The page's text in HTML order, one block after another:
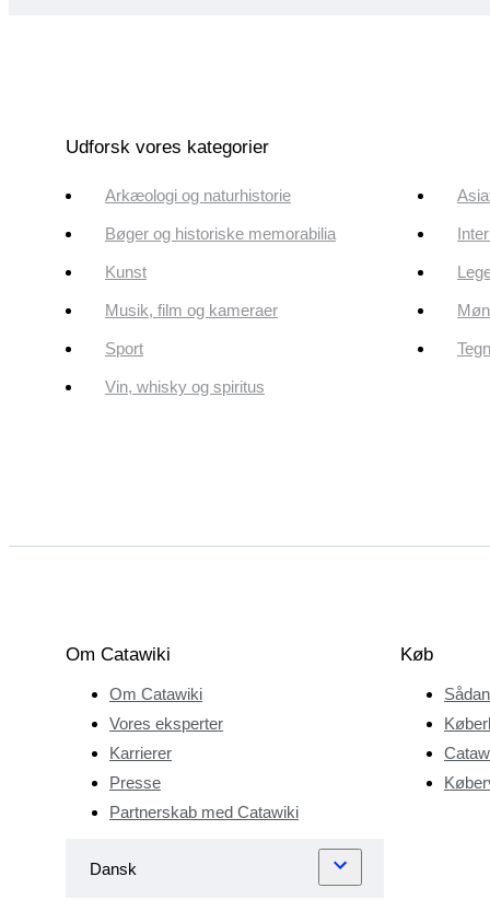
Udforsk vores kategorier
Arkæologi og naturhistorie
Bøger og historiske memorabilia
Kunst
Musik, film og kameraer
Sport
Vin, whisky og spiritus
Om Catawiki
Om Catawiki
Vores eksperter
Karrierer
Presse
Partnerskab med Catawiki
Køb